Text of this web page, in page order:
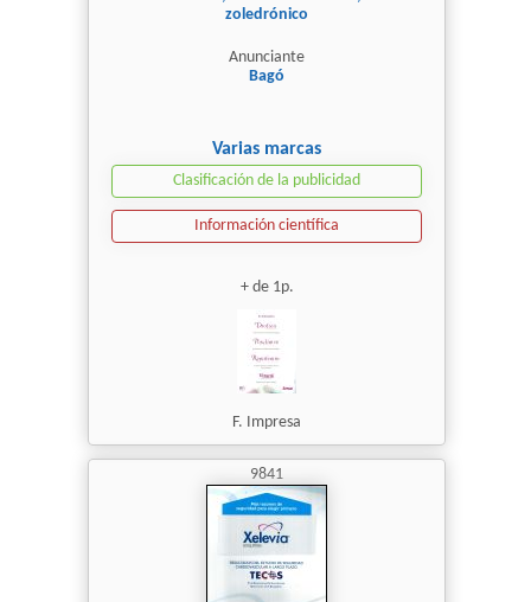
zoledrónico
Anunciante
Bagó
Varias marcas
Clasificación de la publicidad
Información científica
+ de 1p.
F. Impresa
9841